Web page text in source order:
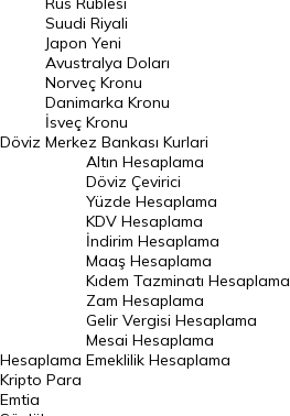
Avustralya Doları
Danimarka Kronu Kuru
Kanada Doları Kuru
Norveç Kronu Kuru
İsveç Kronu Kuru
Japon Yeni Kuru
Serbest Piyasa Döviz Kurları
Merkez Bankası Döviz Kurları
Altın Fiyatları
Gram Altın Fiyatı
Döviz
Suudi Riyali
Japon Yeni
Avustralya Doları
Norveç Kronu
Danimarka Kronu
İsveç Kronu
Merkez Bankası Kurlari
Hesaplama
Altın Hesaplama
Döviz Çevirici
Yüzde Hesaplama
KDV Hesaplama
İndirim Hesaplama
Maaş Hesaplama
Kıdem Tazminatı Hesaplama
Zam Hesaplama
Gelir Vergisi Hesaplama
Mesai Hesaplama
Emeklilik Hesaplama
Kripto Para
Emtia